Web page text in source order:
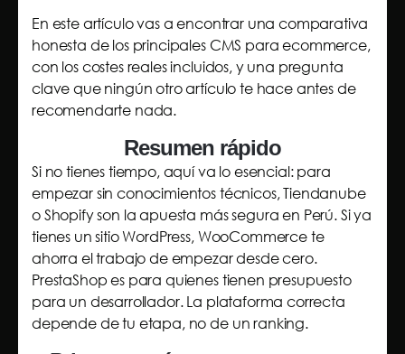
En este artículo vas a encontrar una comparativa
honesta de los principales CMS para ecommerce,
con los costes reales incluidos, y una pregunta
clave que ningún otro artículo te hace antes de
recomendarte nada.
Resumen rápido
Si no tienes tiempo, aquí va lo esencial: para
empezar sin conocimientos técnicos, Tiendanube
o Shopify son la apuesta más segura en Perú. Si ya
tienes un sitio WordPress, WooCommerce te
ahorra el trabajo de empezar desde cero.
PrestaShop es para quienes tienen presupuesto
para un desarrollador. La plataforma correcta
depende de tu etapa, no de un ranking.